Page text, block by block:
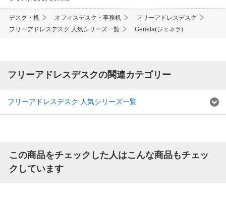
デスク・机 オフィスデスク・事務机
フリーアドレスデスク
フリーアドレスデスク 人気シリーズ一覧
Genela(ジェネラ)
フリーアドレスデスクの関連カテゴリー
フリーアドレスデスク 人気シリーズ一覧
この商品をチェックした人はこんな商品もチェッ
クしています